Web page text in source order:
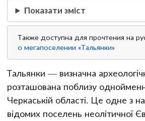
Показати зміст
Также доступна для прочтения на
о мегапоселении «Тальянки»
Тальянки — визначна
розташована поблизу
Черкаській області. Це одне з
відомих поселень неолітичної